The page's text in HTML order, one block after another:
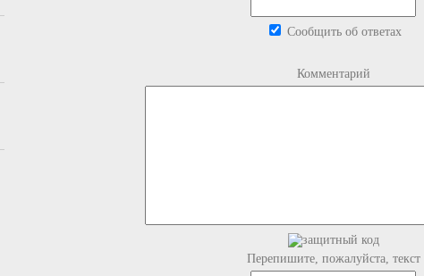
Сообщить об ответах
Комментарий
Перепишите, пожалуйста, текст